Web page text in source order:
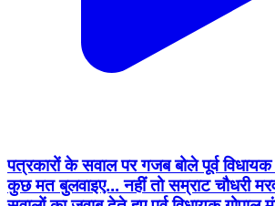
पत्रकारों के सवाल पर गजब बोले पूर्व
कुछ मत बुलवाइए... नहीं तो सम्राट चौधरी